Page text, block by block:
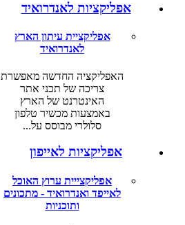
אפליקציות לאנדרואיד
אפליקציית עיתון הארץ
לאנדרואיד
האפליקציה החדשה מאפשרת
צריכה של תכני אתר
האינטרנט של הארץ
באמצעות מכשיר טלפון
סלולרי מבוסס על...
אפליקציות לאייפון
אפליקצייית ערוץ האוכל
לאייפד ואנדרואיד - מתכונים
ותוכניות